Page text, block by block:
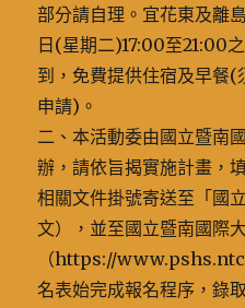
部分請自理。宜花東及離
日(星期二)17:00至21:00
到，免費提供住宿及早餐(
申請)。
二、本活動委由國立暨南
辦，請依旨揭實施計畫，
相關文件掛號寄送至「國
文），並至國立暨南國際
（https://
名表始完成報名程序，錄